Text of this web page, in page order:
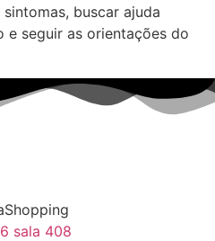
buscar ajuda
e seguir as orientações do
sala 408